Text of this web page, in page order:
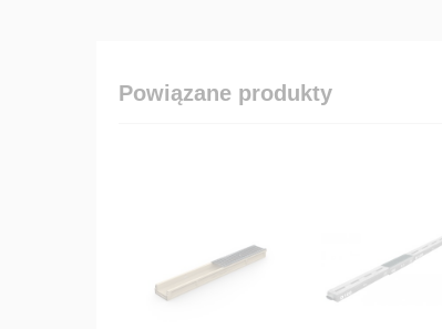
Powiązane produkty